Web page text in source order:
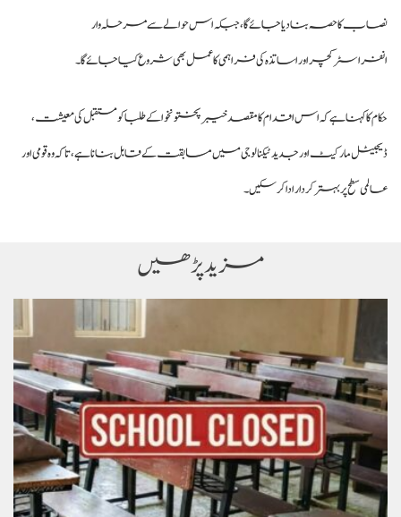
نصاب کا حصہ بنا دیا جائے گا، جبکہ اس حوالے سے مرحلہ وار
انفراسٹرکچر اور اساتذہ کی فراہمی کا عمل بھی شروع کیا جائے گا۔
حکام کا کہنا ہے کہ اس اقدام کا مقصد خیبرپختونخوا کے طلبا کو مستقبل کی معیشت،
ڈیجیٹل مارکیٹ اور جدید ٹیکنالوجی میں مسابقت کے قابل بنانا ہے، تاکہ وہ قومی اور
عالمی سطح پر بہتر کردار ادا کر سکیں۔
مزید پڑھیں